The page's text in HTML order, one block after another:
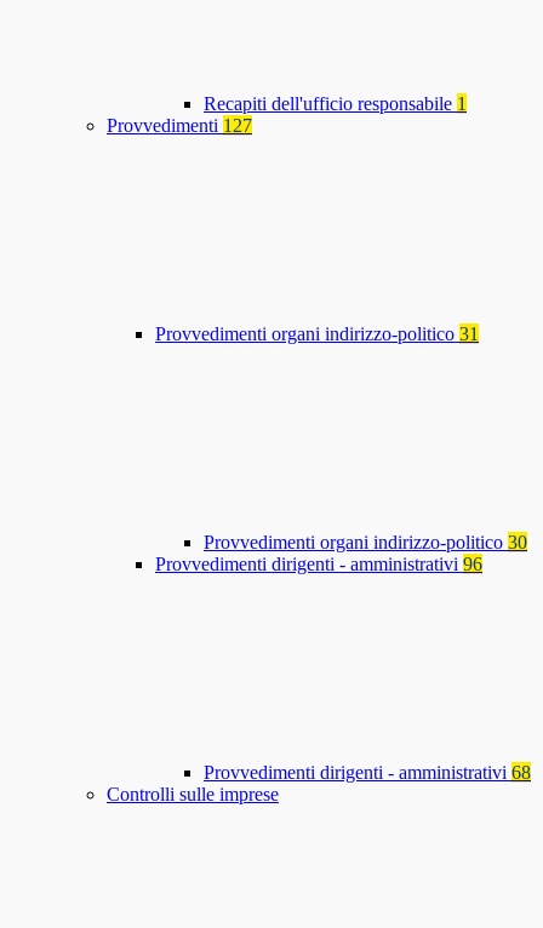
Recapiti dell'ufficio responsabile 1
Provvedimenti 127
Provvedimenti organi indirizzo-politico 31
Provvedimenti organi indirizzo-politico 30
Provvedimenti dirigenti - amministrativi 96
Provvedimenti dirigenti - amministrativi 68
Controlli sulle imprese